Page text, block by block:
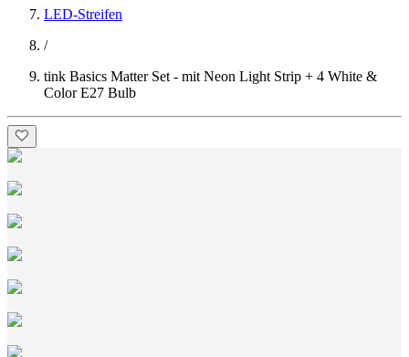
LED-Streifen
/
tink Basics Matter Set - mit Neon Light Strip + 4 White &
Color E27 Bulb